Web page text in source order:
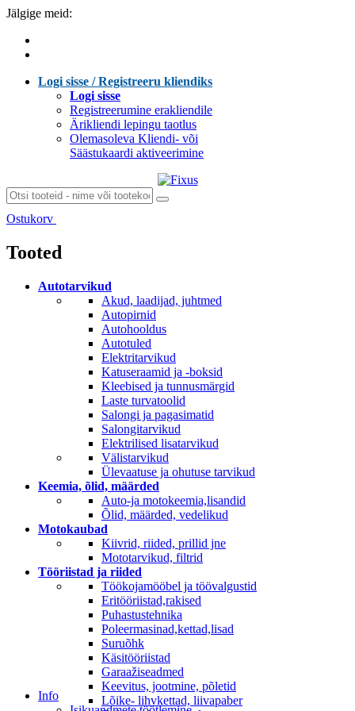
Jälgige meid:
Logi sisse / Registreeru kliendiks
Logi sisse
Registreerumine erakliendile
Ärikliendi lepingu taotlus
Olemasoleva Kliendi- või
Säästukaardi aktiveerimine
Ostukorv
Tooted
Autotarvikud
Akud, laadijad, juhtmed
Autopirnid
Autohooldus
Autotuled
Elektritarvikud
Katuseraamid ja -boksid
Kleebised ja tunnusmärgid
Laste turvatoolid
Salongi ja pagasimatid
Salongitarvikud
Elektrilised lisatarvikud
Välistarvikud
Ülevaatuse ja ohutuse tarvikud
Keemia, õlid, määrded
Auto-ja motokeemia,lisandid
Õlid, määrded, vedelikud
Motokaubad
Kiivrid, riided, prillid jne
Mototarvikud, filtrid
Tööriistad ja riided
Töökojamööbel ja töövalgustid
Eritööriistad,rakised
Puhastustehnika
Poleermasinad,kettad,lisad
Suruõhk
Käsitööriistad
Garaažiseadmed
Keevitus, jootmine, põletid
Lõike- lihvkettad, liivapaber
Info